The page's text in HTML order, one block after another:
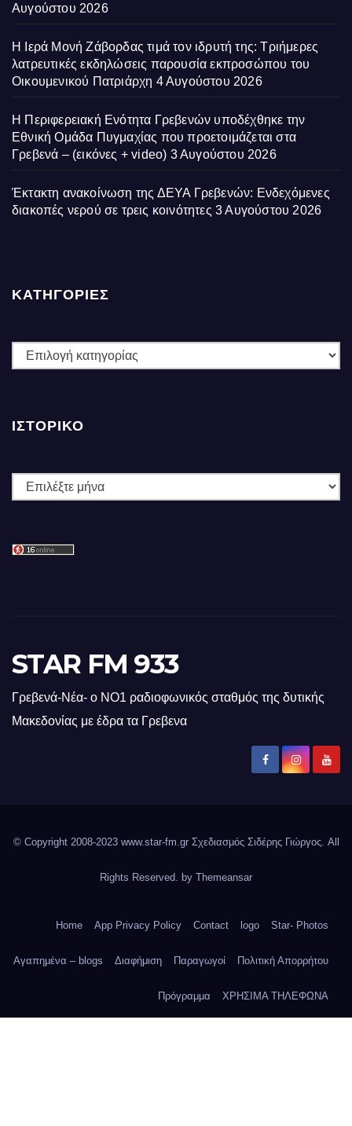
Αυγούστου 2026
Η Ιερά Μονή Ζάβορδας τιμά τον ιδρυτή της: Τριήμερες
λατρευτικές εκδηλώσεις παρουσία εκπροσώπου του
Οικουμενικού Πατριάρχη 4 Αυγούστου 2026
Η Περιφερειακή Ενότητα Γρεβενών υποδέχθηκε την
Εθνική Ομάδα Πυγμαχίας που προετοιμάζεται στα
Γρεβενά – (εικόνες + video) 3 Αυγούστου 2026
Έκτακτη ανακοίνωση της ΔΕΥΑ Γρεβενών: Ενδεχόμενες
διακοπές νερού σε τρεις κοινότητες 3 Αυγούστου 2026
ΚΑΤΗΓΟΡΙΕΣ
ΚΑΤΗΓΟΡΙΕΣ
ΙΣΤΟΡΙΚΌ
Ιστορικό
STAR FM 933
Γρεβενά-Νέα- ο ΝΟ1 ραδιοφωνικός σταθμός της δυτικής
Μακεδονίας με έδρα τα Γρεβενα
© Copyright 2008-2023 www.star-fm.gr Σχεδιασμός Σιδέρης Γιώργος. All
Rights Reserved. by Themeansar
Home App Privacy Policy Contact logo Star- Photos
Αγαπημένα – blogs Διαφήμιση Παραγωγοί Πολιτική Απορρήτου
Πρόγραμμα ΧΡΗΣΙΜΑ ΤΗΛΕΦΩΝΑ